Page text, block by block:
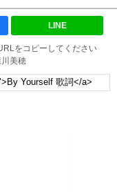
LINE
をコピーしてください
美穂